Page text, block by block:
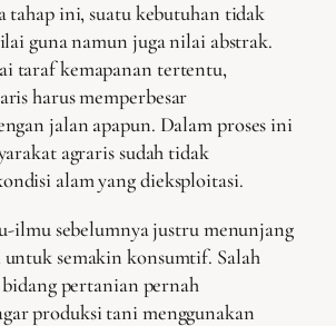
tahap ini, suatu kebutuhan tidak
guna namun juga nilai abstrak.
taraf kemapanan tertentu,
harus memperbesar
jalan apapun. Dalam proses ini
agraris sudah tidak
alam yang dieksploitasi.
ilmu sebelumnya justru menunjang
untuk semakin konsumtif. Salah
pertanian pernah
produksi tani menggunakan